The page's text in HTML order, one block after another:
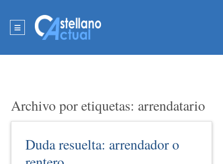
Archivo por etiquetas: arrendatario
Duda resuelta: arrendador o